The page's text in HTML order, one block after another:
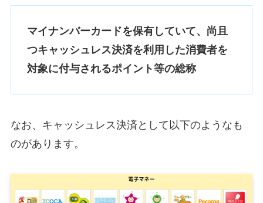
マイナンバーカードを保有していて、尚且
つキャッシュレス決済を利用した消費者を
対象に付与されるポイント等の総称
なお、キャッシュレス決済として以下のようなも
のがあります。